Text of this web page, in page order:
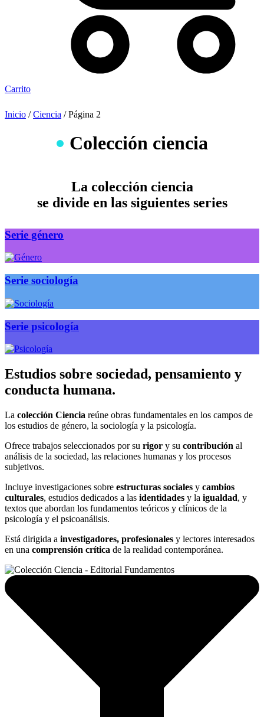
Carrito
Inicio /Ciencia / Página 2
Colección ciencia
La colección ciencia
se divide en las siguientes series
Serie género
Serie sociología
Serie psicología
Estudios sobre sociedad, pensamiento y
conducta humana.
La colección Ciencia reúne obras fundamentales en los campos de
los estudios de género, la sociología y la psicología.
Ofrece trabajos seleccionados por su rigor y su contribución al
análisis de la sociedad, las relaciones humanas y los procesos
subjetivos.
Incluye investigaciones sobre estructuras sociales y cambios
culturales, estudios dedicados a las identidades y la igualdad, y
textos que abordan los fundamentos teóricos y clínicos de la
psicología y el psicoanálisis.
Está dirigida a investigadores, profesionales y lectores interesados
en una comprensión crítica de la realidad contemporánea.